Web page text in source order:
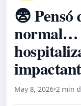
😨
normal…
May 8, 2026•2 min